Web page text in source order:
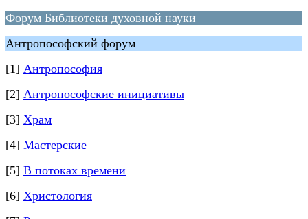
Форум Библиотеки духовной науки
Антропософский форум
[1] Антропософия
[2] Антропософские инициативы
[3] Храм
[4] Мастерские
[5] В потоках времени
[6] Христология